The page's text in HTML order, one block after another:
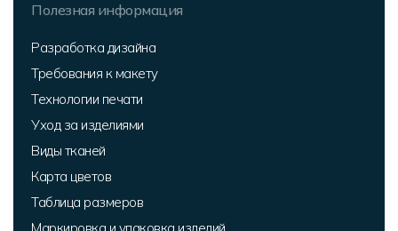
Полезная информация
Разработка дизайна
Требования к макету
Технологии печати
Уход за изделиями
Виды тканей
Карта цветов
Таблица размеров